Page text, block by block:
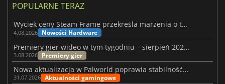
POPULARNE TERAZ
Wyciek ceny Steam Frame przekreśla marzenia o tanim zestawie VR
4.08.2026 Nowości Hardware
Premiery gier wideo w tym tygodniu – sierpień 2026 r. (32. tydzień)
3.08.2026 Premiery gier
Nowa aktualizacja w Palworld poprawia stabilność Sunreach i walk z bossami
31.07.2026 Aktualności gamingowe